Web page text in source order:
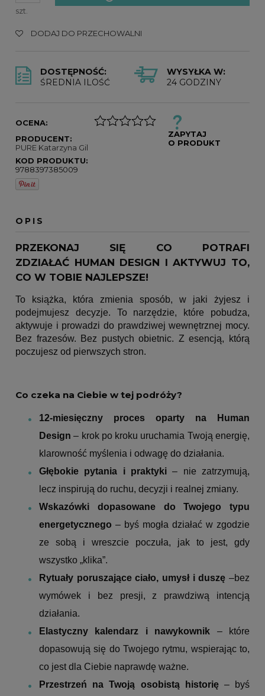
szt.
DODAJ DO PRZECHOWALNI
DOSTĘPNOŚĆ:
ŚREDNIA ILOŚĆ
WYSYŁKA W:
24 GODZINY
OCENA:
PRODUCENT:
PURE Katarzyna Gil
KOD PRODUKTU:
9788397385009
ZAPYTAJ
O PRODUKT
OPIS
PRZEKONAJ SIĘ CO POTRAFI
ZDZIAŁAĆ HUMAN DESIGN I AKTYWUJ TO,
CO W TOBIE NAJLEPSZE!
To książka, która zmienia sposób, w jaki żyjesz i
podejmujesz decyzje. To narzędzie, które pobudza,
aktywuje i prowadzi do prawdziwej wewnętrznej mocy.
Bez frazesów. Bez pustych obietnic. Z esencją, którą
poczujesz od pierwszych stron.
Co czeka na Ciebie w tej podróży?
12-miesięczny proces oparty na Human
Design – krok po kroku uruchamia Twoją energię,
klarowność myślenia i odwagę do działania.
Głębokie pytania i praktyki – nie zatrzymują,
lecz inspirują do ruchu, decyzji i realnej zmiany.
Wskazówki dopasowane do Twojego typu
energetycznego – byś mogła działać w zgodzie
ze sobą i wreszcie poczuła, jak to jest, gdy
wszystko „klika”.
Rytuały poruszające ciało, umysł i duszę –bez
wymówek i bez presji, z prawdziwą intencją
działania.
Elastyczny kalendarz i nawykownik – które
dopasowują się do Twojego rytmu, wspierając to,
co jest dla Ciebie naprawdę ważne.
Przestrzeń na Twoją osobistą historię– byś